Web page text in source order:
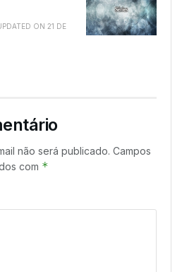
ON 21 DE
não será publicado. Campos
com *